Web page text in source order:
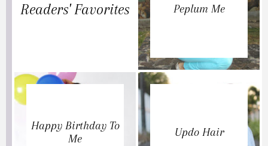
Readers' Favorites Peplum Me
Happy Birthday To
Me
Updo Hair